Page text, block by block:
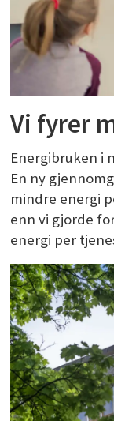
Vi fyrer
Energibruken i
En ny
mindre energi
enn vi gjorde
energi per